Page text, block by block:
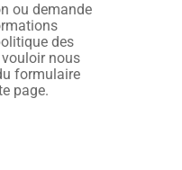
ou demande
des
nous
formulaire
page.